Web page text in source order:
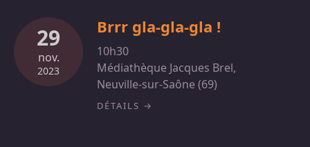
29
nov.
2023
Brrr gla-gla-gla !
10h30
Médiathèque Jacques Brel,
Neuville-sur-Saône (69)
DÉTAILS